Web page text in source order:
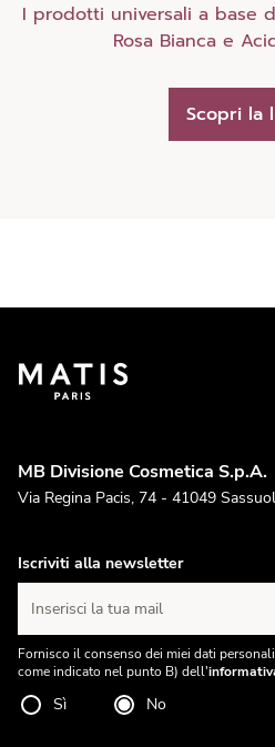
I prodotti universali a base
Rosa Bianca e
Scopri la
MB Divisione Cosmetica S.p.A.
Via Regina Pacis, 74 - 41049
Iscriviti alla newsletter
Inserisci la tua mail
Fornisco il consenso dei miei dati
come indicato nel punto B) dell'
Sì No